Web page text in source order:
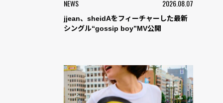
NEWS 2026.08.07
jjean、sheidAをフィーチャーした最新
シングル“gossip boy”MV公開